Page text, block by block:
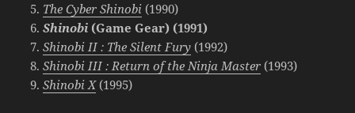
The Cyber Shinobi (1990)
Shinobi (Game Gear) (1991)
Shinobi II : The Silent Fury (1992)
Shinobi III : Return of the Ninja Master (1993)
Shinobi X(1995)